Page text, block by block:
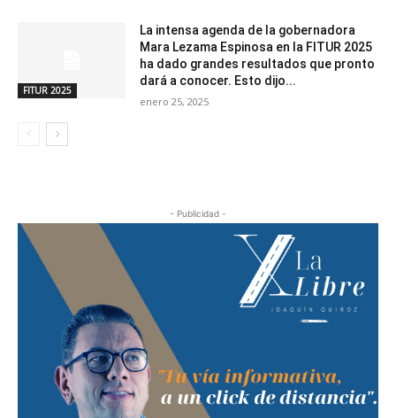
FITUR 2025
La intensa agenda de la gobernadora
Mara Lezama Espinosa en la FITUR 2025
ha dado grandes resultados que pronto
dará a conocer. Esto dijo...
enero 25, 2025
- Publicidad -